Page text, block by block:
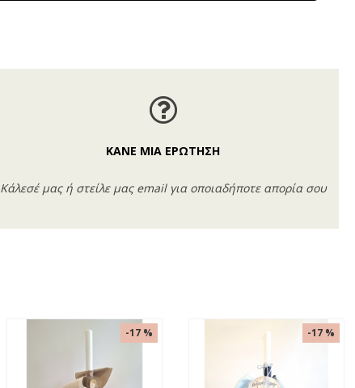
ΚΑΝΕ ΜΙΑ ΕΡΩΤΗΣΗ
Κάλεσέ μας ή στείλε μας email για οποιαδήποτε απορία σου
-17 % -17 %